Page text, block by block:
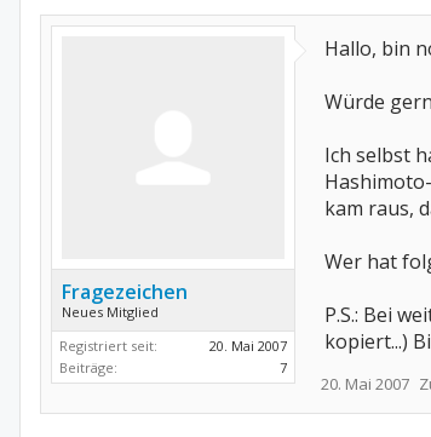
Fragezeichen
Neues Mitglied
Registriert seit:
20. Mai 2007
Beiträge:
7
Hallo, bin
Würde
Ich selbst
kam raus,
Wer hat
P.S.: Bei
kopiert...)
20. Mai 2007